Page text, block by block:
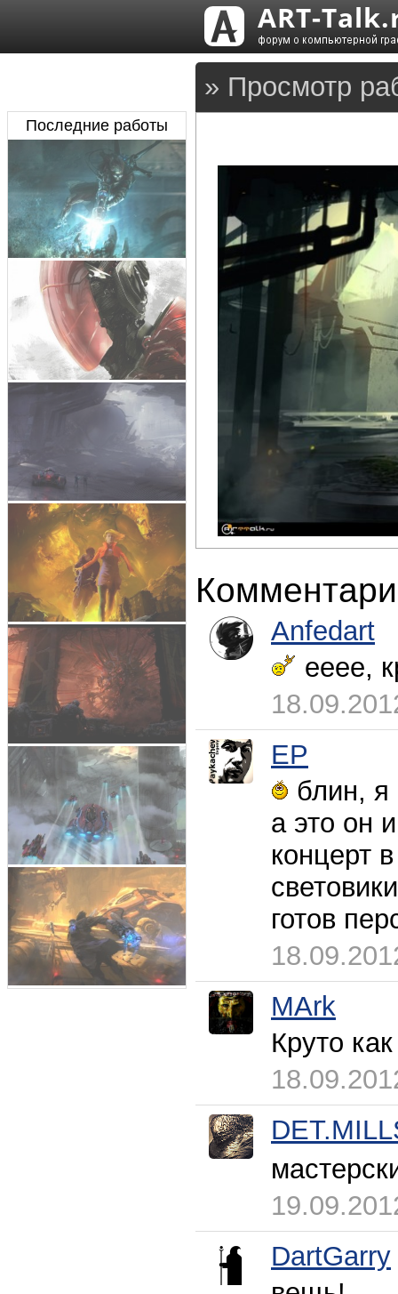
» Просмотр
Anfedart
eeee,
EP
блин, я
а это он
концерт
готов
MArk
Круто
DartGarry
Последние работы